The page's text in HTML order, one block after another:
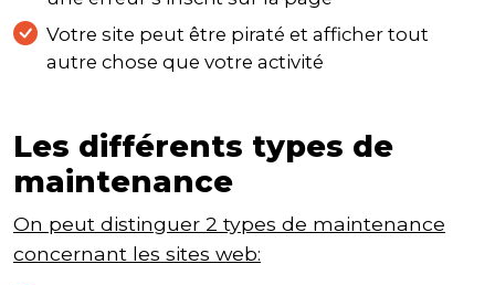
Votre site peut être piraté et afficher tout
autre chose que votre activité
Les différents types de
maintenance
On peut distinguer 2 types de maintenance
concernant les sites web: